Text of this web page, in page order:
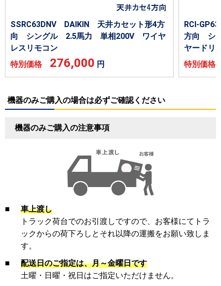
SSRC63DNV DAIKIN 天井カセット形4方
向 シングル 2.5馬力 単相200V ワイヤ
レスリモコン
特別価格 276,000 円
RCI-
方向 シ
ヤードリ
特別価
機器のみご購入の場合は必ずご確認ください
機器のみご購入の注意事項
■
車上渡し
トラック荷台でのお引渡しですので、お客様にてトラ
ックからの荷下ろしとそれ以降の運搬をお願い致しま
す。
■
配送日のご指定は、月～金曜日です
土曜・日曜・祝日はご指定いただけません。